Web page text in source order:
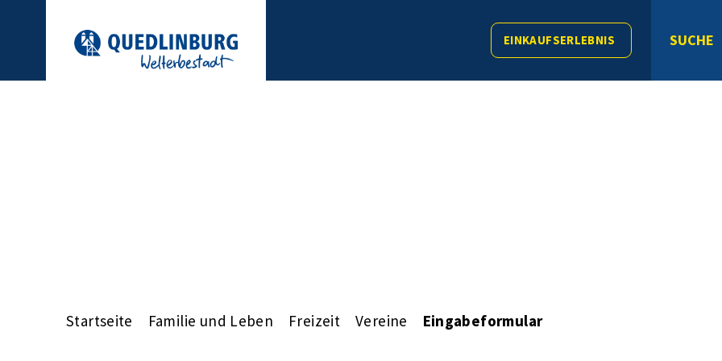
EINKAUFSERLEBNIS SUCHE
Startseite Familie und Leben Freizeit Vereine Eingabeformular